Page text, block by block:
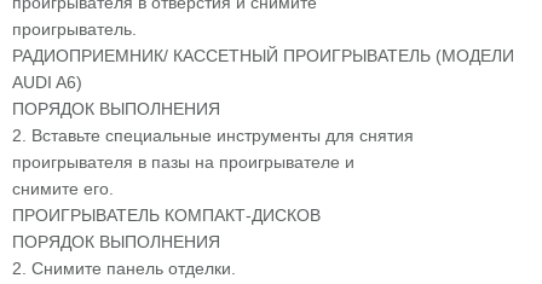
проигрыватель.
РАДИОПРИЕМНИК/ КАССЕТНЫЙ ПРОИГРЫВАТЕЛЬ (МОДЕЛИ
AUDI A6)
ПОРЯДОК ВЫПОЛНЕНИЯ
2. Вставьте специальные инструменты для снятия
проигрывателя в пазы на проигрывателе и
снимите его.
ПРОИГРЫВАТЕЛЬ КОМПАКТ-ДИСКОВ
ПОРЯДОК ВЫПОЛНЕНИЯ
2. Снимите панель отделки.